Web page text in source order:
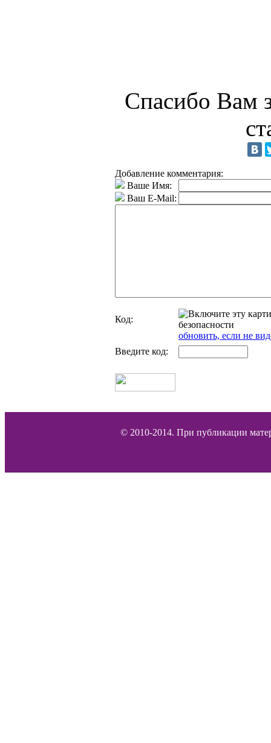
Спасибо Вам
Добавление комментария:
Ваше Имя:
Ваш E-Mail:
Код:
обновить, если не
Введите код:
© 2010-2014. При публикации